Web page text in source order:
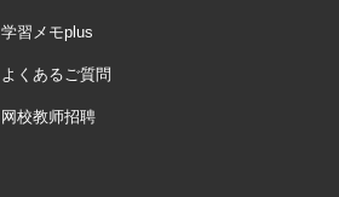
学習メモplus
よくあるご質問
网校教师招聘